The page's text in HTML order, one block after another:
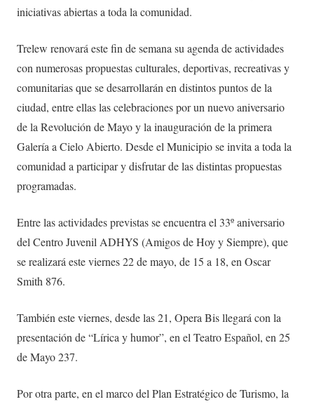
iniciativas abiertas a toda la comunidad.
Trelew renovará este fin de semana su agenda de actividades
con numerosas propuestas culturales, deportivas, recreativas y
comunitarias que se desarrollarán en distintos puntos de la
ciudad, entre ellas las celebraciones por un nuevo aniversario
de la Revolución de Mayo y la inauguración de la primera
Galería a Cielo Abierto. Desde el Municipio se invita a toda la
comunidad a participar y disfrutar de las distintas propuestas
programadas.
Entre las actividades previstas se encuentra el 33º aniversario
del Centro Juvenil ADHYS (Amigos de Hoy y Siempre), que
se realizará este viernes 22 de mayo, de 15 a 18, en Oscar
Smith 876.
También este viernes, desde las 21, Opera Bis llegará con la
presentación de “Lírica y humor”, en el Teatro Español, en 25
de Mayo 237.
Por otra parte, en el marco del Plan Estratégico de Turismo, la